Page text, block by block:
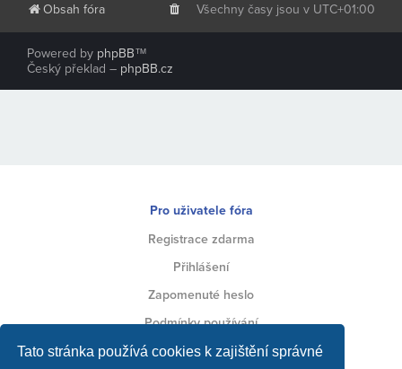
Tato stránka používá cookies k zajištění správné
Obsah fóra Všechny časy jsou v UTC+01:00
Powered by phpBB™
Český překlad – phpBB.cz
Pro uživatele fóra
Registrace zdarma
Přihlášení
Zapomenuté heslo
Podmínky používání
Ochrana soukromí